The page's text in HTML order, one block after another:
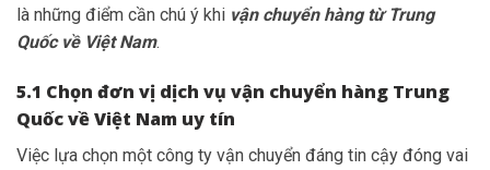
là những điểm cần chú ý khi vận chuyển hàng từ Trung
Quốc về Việt Nam.
5.1 Chọn đơn vị dịch vụ vận chuyển hàng Trung
Quốc về Việt Nam uy tín
Việc lựa chọn một công ty vận chuyển đáng tin cậy đóng vai